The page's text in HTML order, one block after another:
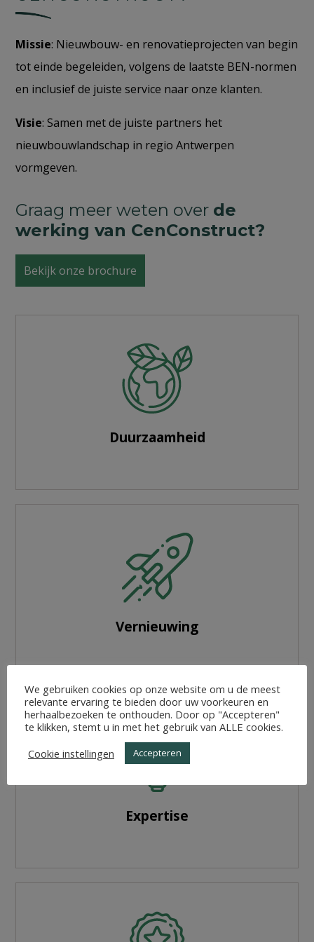
Ik wil meer weten
Missie: Nieuwbouw- en renovatieprojecten van begin
tot einde begeleiden, volgens de laatste BEN-normen
en inclusief de juiste service naar onze klanten.
Visie: Samen met de juiste partners het
nieuwbouwlandschap in regio Antwerpen
vormgeven.
Graag meer weten over de
werking van CenConstruct?
Bekijk onze brochure
Duurzaamheid
Vernieuwing
Expertise
We gebruiken cookies op onze website om u de meest
relevante ervaring te bieden door uw voorkeuren en
herhaalbezoeken te onthouden. Door op "Accepteren"
te klikken, stemt u in met het gebruik van ALLE cookies.
Cookie instellingen
Accepteren